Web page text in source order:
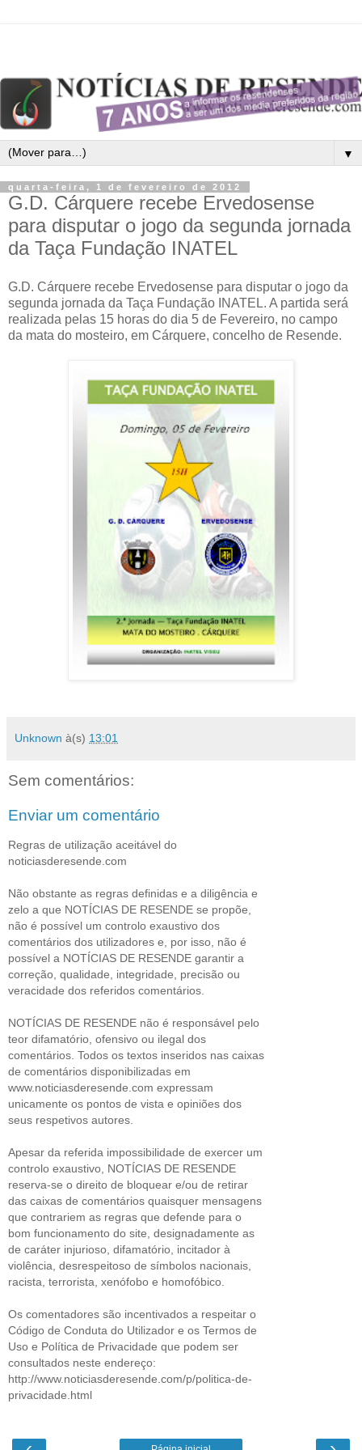
▼
quarta-feira, 1 de fevereiro de 2012
G.D. Cárquere recebe Ervedosense
para disputar o jogo da segunda jornada
da Taça Fundação INATEL
G.D. Cárquere recebe Ervedosense para disputar o jogo da
segunda jornada da Taça Fundação INATEL. A partida será
realizada pelas 15 horas do dia 5 de Fevereiro, no campo
da mata do mosteiro, em Cárquere, concelho de Resende.
Unknown à(s) 13:01
Sem comentários:
Enviar um comentário
Regras de utilização aceitável do
noticiasderesende.com
Não obstante as regras definidas e a diligência e
zelo a que NOTÍCIAS DE RESENDE se propõe,
não é possível um controlo exaustivo dos
comentários dos utilizadores e, por isso, não é
possível a NOTÍCIAS DE RESENDE garantir a
correção, qualidade, integridade, precisão ou
veracidade dos referidos comentários.
NOTÍCIAS DE RESENDE não é responsável pelo
teor difamatório, ofensivo ou ilegal dos
comentários. Todos os textos inseridos nas caixas
de comentários disponibilizadas em
www.noticiasderesende.com expressam
unicamente os pontos de vista e opiniões dos
seus respetivos autores.
Apesar da referida impossibilidade de exercer um
controlo exaustivo, NOTÍCIAS DE RESENDE
reserva-se o direito de bloquear e/ou de retirar
das caixas de comentários quaisquer mensagens
que contrariem as regras que defende para o
bom funcionamento do site, designadamente as
de caráter injurioso, difamatório, incitador à
violência, desrespeitoso de símbolos nacionais,
racista, terrorista, xenófobo e homofóbico.
Os comentadores são incentivados a respeitar o
Código de Conduta do Utilizador e os Termos de
Uso e Política de Privacidade que podem ser
consultados neste endereço:
http://www.noticiasderesende.com/p/politica-de-
privacidade.html